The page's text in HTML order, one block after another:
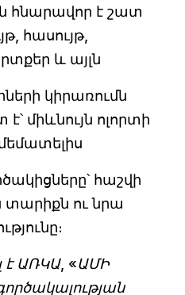
է շատ
հասույթ,
և այլն
կիրառումն
միևնույն ոլորտի
հաշվի
տարիքն ու նրա
է ԱՌԿԱ, «ԱՄԻ